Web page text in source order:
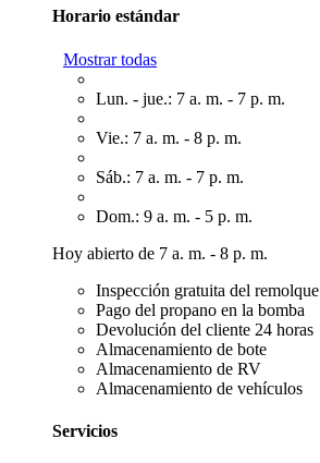
Horario estándar
Mostrar todas
Lun. - jue.: 7 a. m. - 7 p. m.
Vie.: 7 a. m. - 8 p. m.
Sáb.: 7 a. m. - 7 p. m.
Dom.: 9 a. m. - 5 p. m.
Hoy abierto de 7 a. m. - 8 p. m.
Inspección gratuita del remolque
Pago del propano en la bomba
Devolución del cliente 24 horas
Almacenamiento de bote
Almacenamiento de RV
Almacenamiento de vehículos
Servicios